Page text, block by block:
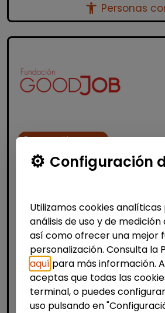
accessibility_new Personas
Recursos Humanos
Técnico/a de selección
España(Barcelona)
Fundación GoodJob somos
organización sin ánimo de
trabajamos por la
mercado ordinario, de
discapacidad. Seguimos...
% de respuesta: 93,75%
Configuración
Utilizamos cookies
análisis de uso y de
así como ofrecer una mejor
personalización. Consulta la
aquí para más información.
aceptas que todas las
terminal, o puedes
uso pulsando en